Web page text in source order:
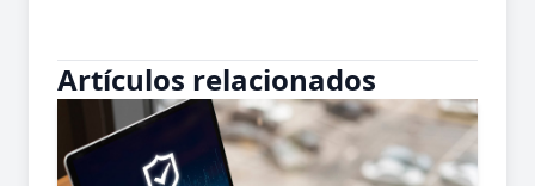
Artículos relacionados